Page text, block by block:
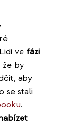
ve fázi
že by
aby
se stali
.